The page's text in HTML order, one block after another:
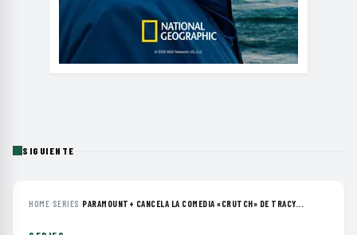
SIGUIENTE
HOME› SERIES ›PARAMOUNT+ CANCELA LA COMEDIA «CRUTCH» DE TRACY...